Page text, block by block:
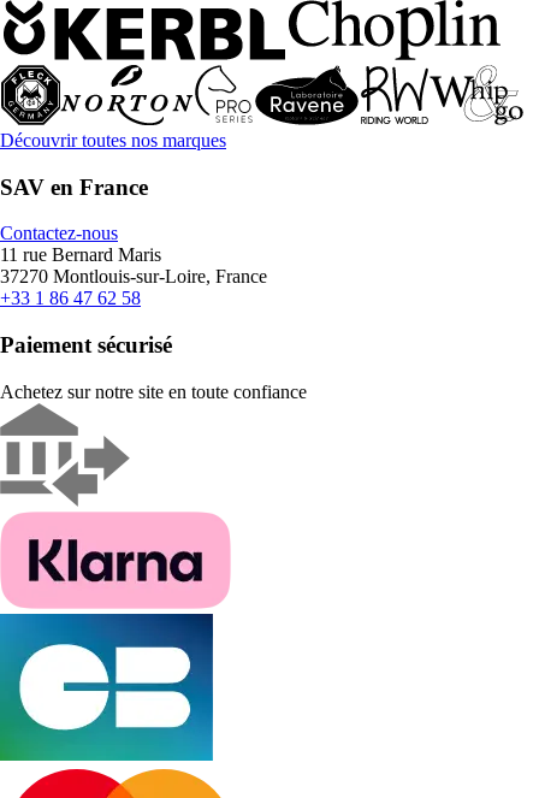
Découvrir toutes nos marques
SAV en France
Contactez-nous
11 rue Bernard Maris
37270 Montlouis-sur-Loire, France
+33 1 86 47 62 58
Paiement sécurisé
Achetez sur notre site en toute confiance